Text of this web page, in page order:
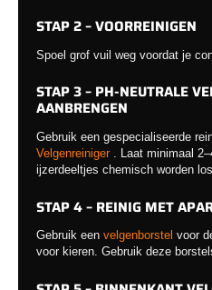
STAP 2 – VOORREINIGEN
Spoel grof vuil weg voordat je
STAP 3 – PH-NEUTRALE
AANBRENGEN
Gebruik een gespecialiseerde
Velgenreiniger . Laat minimaal
ijzerdeeltjes chemisch worden
STAP 4 – REINIG MET
Gebruik een velgenborstel voor
voor kieren. Gebruik deze